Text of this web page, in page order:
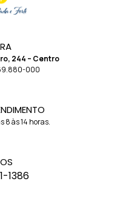
244 – Centro
000
8 às 14 horas.
1386